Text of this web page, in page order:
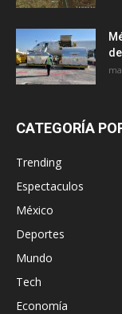
CATEGORÍA
Trending
Espectaculos
México
Deportes
Mundo
Tech
Economía